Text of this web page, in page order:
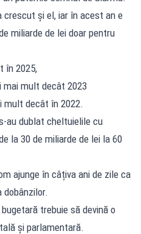
și el, iar în acest an e
miliarde de lei doar pentru
în 2025,
mai mult decât 2023
mult decât în 2022.
au dublat cheltuielile cu
la 30 de miliarde de lei la 60
ajunge în câțiva ani de zile ca
trebuie să devină o
și parlamentară.